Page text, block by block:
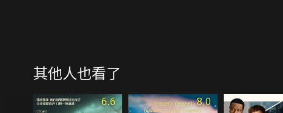
其他人也看了
6.6 8.0